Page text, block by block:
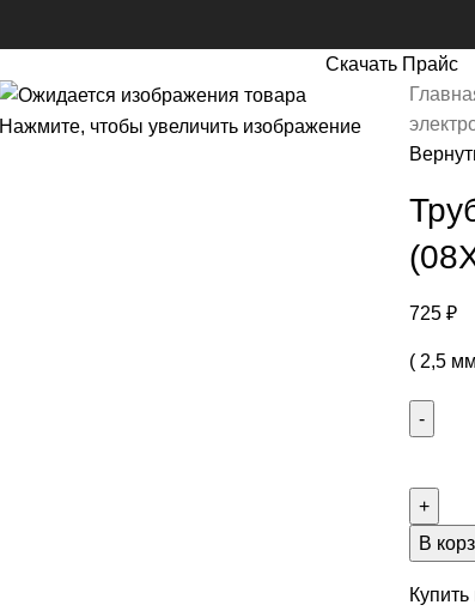
Скачать Прайс
Нажмите, чтобы увеличить изображение
725 ₽
( 2,5
В
Купить